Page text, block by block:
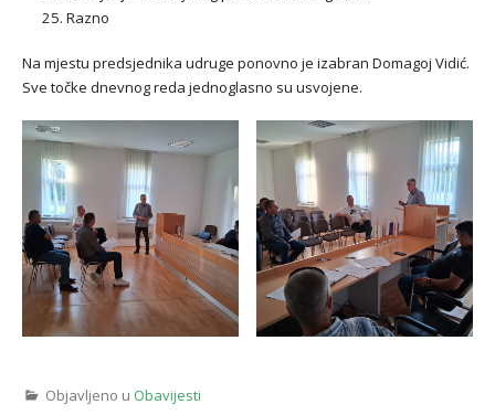
Razno
Na mjestu predsjednika udruge ponovno je izabran Domagoj Vidić.
Sve točke dnevnog reda jednoglasno su usvojene.
Objavljeno u Obavijesti